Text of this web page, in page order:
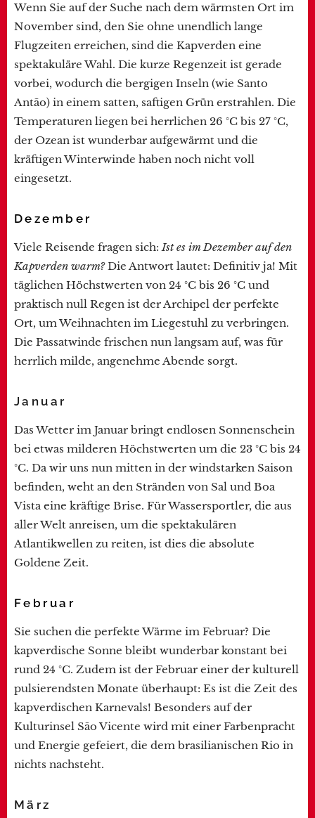
Wenn Sie auf der Suche nach dem wärmsten Ort im
November sind, den Sie ohne unendlich lange
Flugzeiten erreichen, sind die Kapverden eine
spektakuläre Wahl. Die kurze Regenzeit ist gerade
vorbei, wodurch die bergigen Inseln (wie Santo
Antão) in einem satten, saftigen Grün erstrahlen. Die
Temperaturen liegen bei herrlichen 26 °C bis 27 °C,
der Ozean ist wunderbar aufgewärmt und die
kräftigen Winterwinde haben noch nicht voll
eingesetzt.
Dezember
Viele Reisende fragen sich:Ist es im Dezember auf den
Kapverden warm?Die Antwort lautet: Definitiv ja! Mit
täglichen Höchstwerten von 24 °C bis 26 °C und
praktisch null Regen ist der Archipel der perfekte
Ort, um Weihnachten im Liegestuhl zu verbringen.
Die Passatwinde frischen nun langsam auf, was für
herrlich milde, angenehme Abende sorgt.
Januar
Das Wetter im Januar bringt endlosen Sonnenschein
bei etwas milderen Höchstwerten um die 23 °C bis 24
°C. Da wir uns nun mitten in der windstarken Saison
befinden, weht an den Stränden von Sal und Boa
Vista eine kräftige Brise. Für Wassersportler, die aus
aller Welt anreisen, um die spektakulären
Atlantikwellen zu reiten, ist dies die absolute
Goldene Zeit.
Februar
Sie suchen die perfekte Wärme im Februar? Die
kapverdische Sonne bleibt wunderbar konstant bei
rund 24 °C. Zudem ist der Februar einer der kulturell
pulsierendsten Monate überhaupt: Es ist die Zeit des
kapverdischen Karnevals! Besonders auf der
Kulturinsel São Vicente wird mit einer Farbenpracht
und Energie gefeiert, die dem brasilianischen Rio in
nichts nachsteht.
März